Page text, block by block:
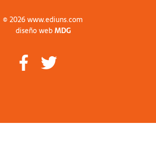
© 2026 www.ediuns.com
diseño webMDG